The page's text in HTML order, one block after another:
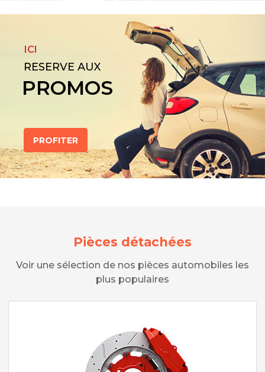
ICI
RESERVE AUX
PROMOS
PROFITER
Pièces détachées
Voir une sélection de nos pièces automobiles les
plus populaires